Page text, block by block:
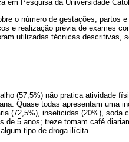
em Pesquisa da Universidade
o número de gestações, partos
e realização prévia de exames
utilizadas técnicas descritivas,
(57,5%) não pratica ativi­dade
Quase todas apresentam uma
(72,5%), inseticidas (20%), soda
de 5 anos; treze tomam café
tipo de droga ilícita.